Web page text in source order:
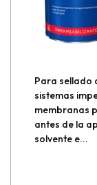
Para sellado
sistemas
membranas
antes de la
solvente e...